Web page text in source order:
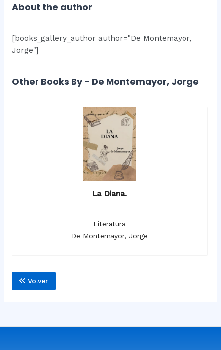
About the author
[books_gallery_author author="De Montemayor,
Jorge"]
Other Books By - De Montemayor, Jorge
La Diana.
Literatura
De Montemayor, Jorge
Volver